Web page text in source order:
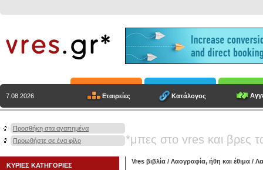
7.08.2026 Εταιρείες Κατάλογος
Προσθήκη στα αγαπημένα
Προωθήστε σε ένα φίλο
*μπες στο vres και βρες
ΚΥΡΙΕΣ ΚΑΤΗΓΟΡΙΕΣ
Vres βιβλία / Λαογραφία, ήθη και έθιμα /